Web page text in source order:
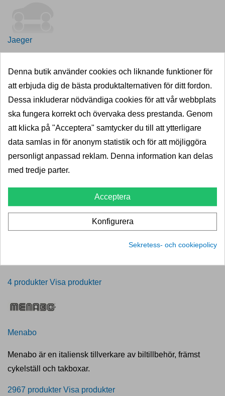
Jaeger
Kovil
Kovil är en finsk dragkrokstillverkare och del av den
globala koncernen Horizon. 40 års erfarenhet av
dragkrokstillverkning, en modern tillverkningsprocess och
högklassig utveckling resluterar i dragkrokar av god kvalitet
som är populära i hela Skandinavien och Mellaneuropa.
3 produkter Visa produkter
4 produkter Visa produkter
Menabo
Menabo är en italiensk tillverkare av biltillbehör, främst
cykelställ och takboxar.
2967 produkter Visa produkter
Denna butik använder cookies och liknande funktioner för
att erbjuda dig de bästa produktalternativen för ditt fordon.
Dessa inkluderar nödvändiga cookies för att vår webbplats
ska fungera korrekt och övervaka dess prestanda. Genom
att klicka på "Acceptera" samtycker du till att ytterligare
data samlas in för anonym statistik och för att möjliggöra
personligt anpassad reklam. Denna information kan delas
med tredje parter.
Acceptera
Konfigurera
Sekretess- och cookiepolicy